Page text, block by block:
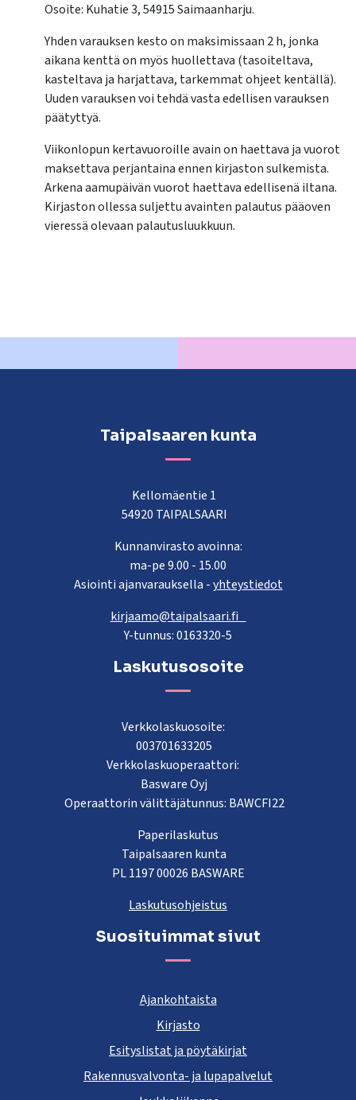
Osoite: Kuhatie 3, 54915 Saimaanharju.
Yhden varauksen kesto on maksimissaan 2 h, jonka
aikana kenttä on myös huollettava (tasoiteltava,
kasteltava ja harjattava, tarkemmat ohjeet kentällä).
Uuden varauksen voi tehdä vasta edellisen varauksen
päätyttyä.
Viikonlopun kertavuoroille avain on haettava ja vuorot
maksettava perjantaina ennen kirjaston sulkemista.
Arkena aamupäivän vuorot haettava edellisenä iltana.
Kirjaston ollessa suljettu avainten palautus pääoven
vieressä olevaan palautusluukkuun.
Taipalsaaren kunta
Kellomäentie 1
54920 TAIPALSAARI
Kunnanvirasto avoinna:
ma-pe 9.00 - 15.00
Asiointi ajanvarauksella -yhteystiedot
kirjaamo@taipalsaari.fi
Y-tunnus: 0163320-5
Laskutusosoite
Verkkolaskuosoite:
003701633205
Verkkolaskuoperaattori:
Basware Oyj
Operaattorin välittäjätunnus: BAWCFI22
Paperilaskutus
Taipalsaaren kunta
PL 1197 00026 BASWARE
Laskutusohjeistus
Suosituimmat sivut
Ajankohtaista
Kirjasto
Esityslistat ja pöytäkirjat
Rakennusvalvonta- ja lupapalvelut